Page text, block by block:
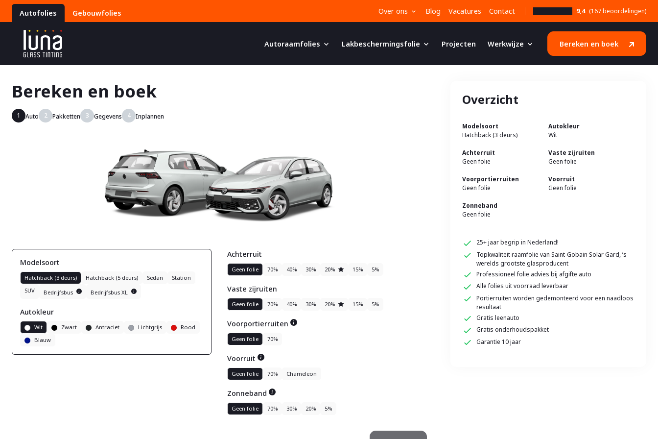
Autofolies Gebouwfolies Over ons Blog Vacatures Contact 9,4 (167 beoordelingen)
Autoraamfolies Lakbeschermingsfolie Projecten Werkwijze Bereken en boek
Bereken en boek
1 Auto 2 Pakketten 3 Gegevens 4 Inplannen
Modelsoort
Hatchback (3 deurs) Hatchback (5 deurs) Sedan
Station
SUV
Bedrijfsbus Bedrijfsbus XL
Autokleur
Wit Zwart Antraciet Lichtgrijs
Rood
Blauw
Achterruit
Geen folie 70% 40% 30% 20% 15% 5%
Vaste zijruiten
Geen folie 70% 40% 30% 20% 15% 5%
Voorportierruiten
Geen folie 70%
Voorruit
Geen folie 70% Chameleon
Zonneband
Geen folie 70% 30% 20% 5%
Overzicht
Modelsoort
Hatchback (3 deurs)
Autokleur
Wit
Achterruit
Geen folie
Vaste zijruiten
Geen folie
Voorportierruiten
Geen folie
Voorruit
Geen folie
Zonneband
Geen folie
25+ jaar begrip in Nederland!
Topkwaliteit raamfolie van Saint-Gobain Solar Gard, ’s
werelds grootste glasproducent
Professioneel folie advies bij afgifte auto
Alle folies uit voorraad leverbaar
Portierruiten worden gedemonteerd voor een naadloos
resultaat
Gratis leenauto
Gratis onderhoudspakket
Garantie 10 jaar